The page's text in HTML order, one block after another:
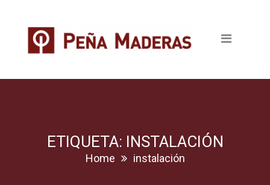
Productos
Tableros
Pavimentos
ETIQUETA: INSTALACIÓN
Home instalación